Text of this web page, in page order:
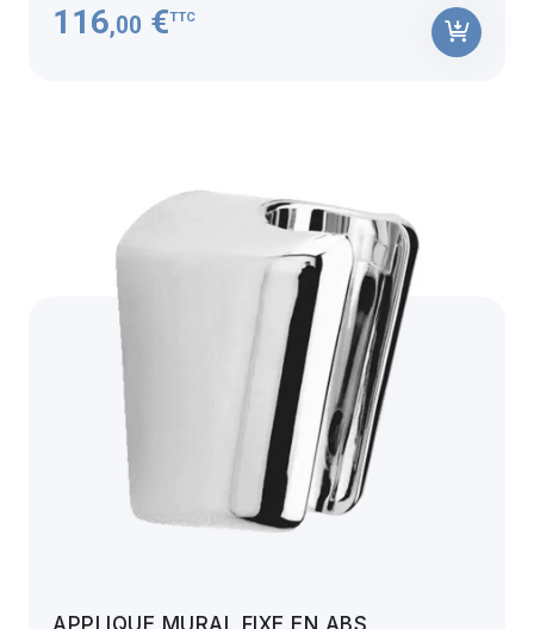
116,00 €TTC
APPLIQUE MURAL FIXE EN ABS